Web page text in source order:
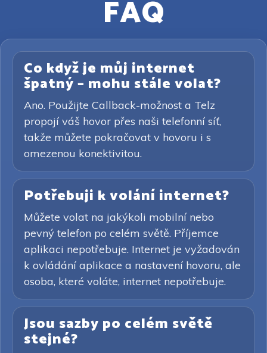
FAQ
Co když je můj internet
špatný – mohu stále volat?
Ano. Použijte Callback-možnost a Telz
propojí váš hovor přes naši telefonní síť,
takže můžete pokračovat v hovoru i s
omezenou konektivitou.
Potřebuji k volání internet?
Můžete volat na jakýkoli mobilní nebo
pevný telefon po celém světě. Příjemce
aplikaci nepotřebuje. Internet je vyžadován
k ovládání aplikace a nastavení hovoru, ale
osoba, které voláte, internet nepotřebuje.
Jsou sazby po celém světě
stejné?